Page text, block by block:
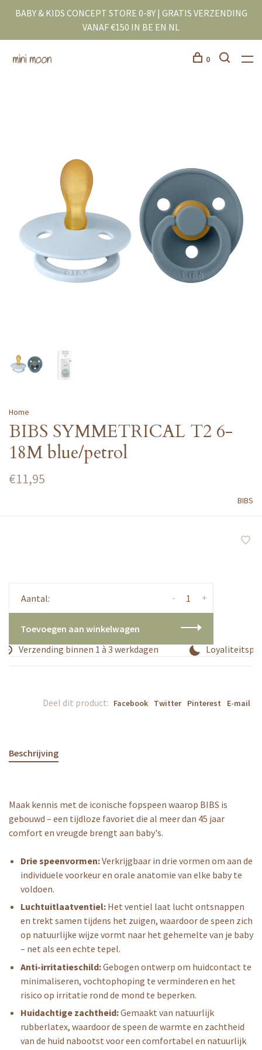
BABY & KIDS CONCEPT STORE 0-8Y | GRATIS VERZENDING
VANAF €150 IN BE EN NL
0
Home
BIBS SYMMETRICAL T2 6-
18M blue/petrol
€11,95
BIBS
Aantal: +
-
Toevoegen aan winkelwagen
Verzending binnen 1 à 3 werkdagen
Deel dit product: Facebook Twitter Pinterest E-mail
Beschrijving
Maak kennis met de iconische fopspeen waarop BIBS is
gebouwd – een tijdloze favoriet die al meer dan 45 jaar
comfort en vreugde brengt aan baby's.
Drie speenvormen:Verkrijgbaar in drie vormen om aan de
individuele voorkeur en orale anatomie van elke baby te
voldoen.
Luchtuitlaatventiel: Het ventiel laat lucht ontsnappen
en trekt samen tijdens het zuigen, waardoor de speen zich
op natuurlijke wijze vormt naar het gehemelte van je baby
– net als een echte tepel.
Anti-irritatieschild:Gebogen ontwerp om huidcontact te
minimaliseren, vochtophoping te verminderen en het
risico op irritatie rond de mond te beperken.
Huidachtige zachtheid:Gemaakt van natuurlijk
rubberlatex, waardoor de speen de warmte en zachtheid
van de huid nabootst voor een comfortabel en natuurlijk